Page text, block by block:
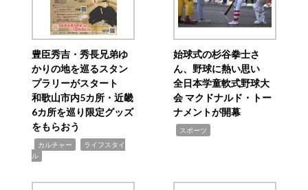
豊臣秀吉・秀長兄弟ゆ
かりの地を巡るスタン
プラリーがスタート
和歌山市内5カ所・近畿
6カ所を巡り限定グッズ
をもらおう
カルチャー
ライフスタイ
ル
始球式の杉谷拳士さ
ん、野球に熱い思い
全日本学童軟式野球大
会 マクドナルド・トー
ナメントが開幕
スポーツ